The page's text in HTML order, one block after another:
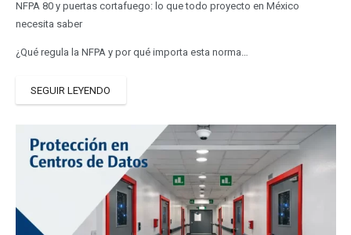
NFPA 80 y puertas cortafuego: lo que todo proyecto en México
necesita saber
¿Qué regula la NFPA y por qué importa esta norma…
SEGUIR LEYENDO